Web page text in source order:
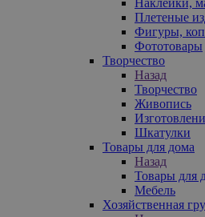
Плетеные
Фигуры,
Фототовары
Творчество
Назад
Творчество
Живопись
Шкатулки
Товары для дома
Назад
Товары для
Мебель
Хозяйственная